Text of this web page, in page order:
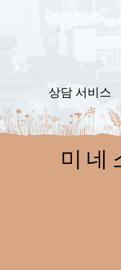
상담 서비스
미네